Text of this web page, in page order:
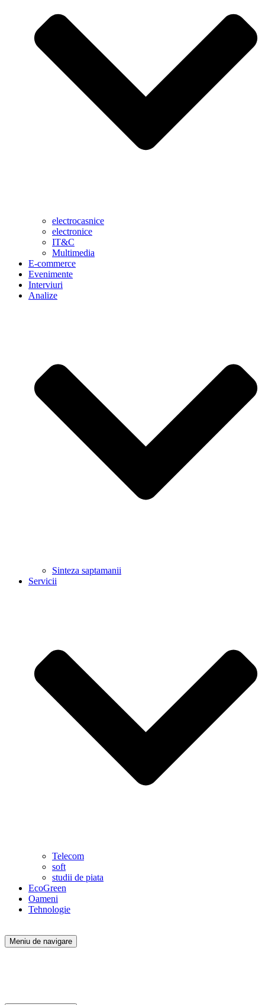
electrocasnice
electronice
IT&C
Multimedia
E-commerce
Evenimente
Interviuri
Analize
Sinteza saptamanii
Servicii
Telecom
soft
studii de piata
EcoGreen
Oameni
Tehnologie
Meniu de navigare